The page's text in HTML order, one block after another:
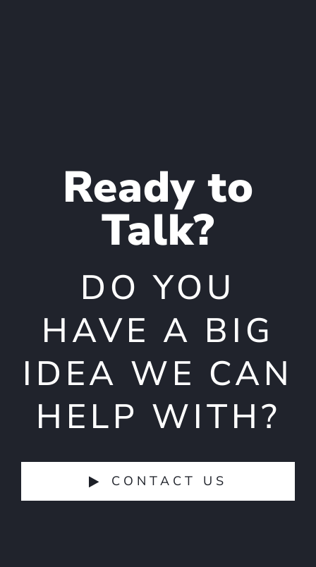
Ready to
Talk?
DO YOU
HAVE A BIG
IDEA WE CAN
HELP WITH?
CONTACT US